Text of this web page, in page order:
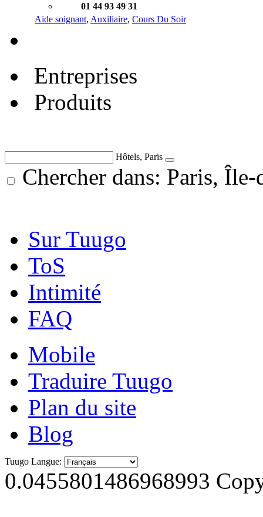
01 44 93 49 31
Aide soignant, Auxiliaire, Cours Du Soir
Entreprises
Produits
Hôtels, Paris
Chercher dans: Paris, Île-
Sur Tuugo
ToS
Intimité
FAQ
Mobile
Traduire Tuugo
Plan du site
Blog
Tuugo Langue:
0.0455801486968993